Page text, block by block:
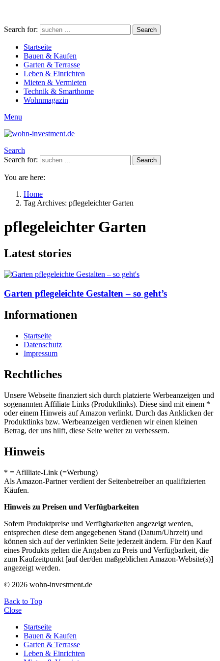
Search for: Search
Startseite
Bauen & Kaufen
Garten & Terrasse
Leben & Einrichten
Mieten & Vermieten
Technik & Smarthome
Wohnmagazin
Menu
Search
Search for:
Search
You are here:
Home
Tag Archives: pflegeleichter Garten
pflegeleichter Garten
Latest stories
Garten pflegeleichte Gestalten – so geht’s
Informationen
Startseite
Datenschutz
Impressum
Rechtliches
Unsere Webseite finanziert sich durch platzierte Werbeanzeigen und
sogenannten Affiliate Links (Produktlinks). Diese sind mit einem *
oder einem Hinweis auf Amazon verlinkt. Durch das Anklicken der
Produktlinks bzw. Werbeanzeigen verdienen wir einen kleinen
Betrag, der uns hilft, diese Seite weiter zu verbessern.
Hinweis
* = Afilliate-Link (=Werbung)
Als Amazon-Partner verdient der Seitenbetreiber an qualifizierten
Käufen.
Hinweis zu Preisen und Verfügbarkeiten
Sofern Produktpreise und Verfügbarkeiten angezeigt werden,
entsprechen diese dem angegebenen Stand (Datum/Uhrzeit) und
können sich auf der verlinkten Seite jederzeit ändern. Für den Kauf
eines Produkts gelten die Angaben zu Preis und Verfügbarkeit, die
zum Kaufzeitpunkt [auf der/den maßgeblichen Amazon-Website(s)]
angezeigt werden.
© 2026 wohn-investment.de
Back to Top
Close
Startseite
Bauen & Kaufen
Garten & Terrasse
Leben & Einrichten